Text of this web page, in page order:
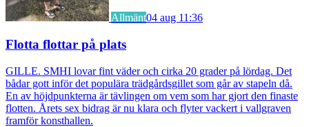
Allmänt04 aug 11:36
Flotta flottar på plats
GILLE. SMHI lovar fint väder och cirka 20 grader på lördag. Det
bådar gott inför det populära trädgårdsgillet som går av stapeln då.
En av höjdpunkterna är tävlingen om vem som har gjort den finaste
flotten. Årets sex bidrag är nu klara och flyter vackert i vallgraven
framför konsthallen.